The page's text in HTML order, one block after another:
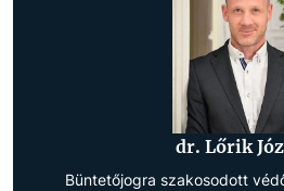
dr. Lőrik
Büntetőjogra szakosodott